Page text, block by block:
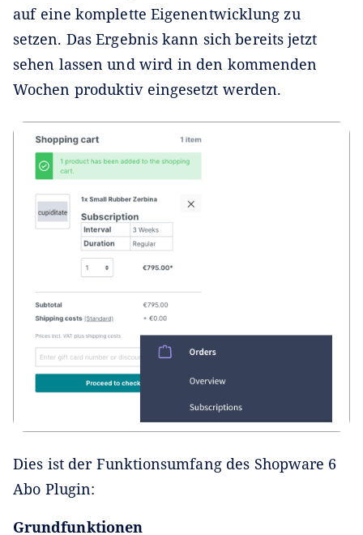
auf eine komplette Eigenentwicklung zu
setzen. Das Ergebnis kann sich bereits jetzt
sehen lassen und wird in den kommenden
Wochen produktiv eingesetzt werden.
Dies ist der Funktionsumfang des Shopware 6
Abo Plugin:
Grundfunktionen